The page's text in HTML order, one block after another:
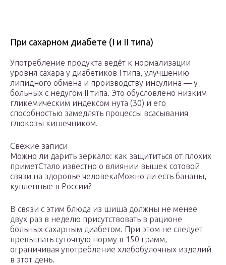
При сахарном диабете (I и II типа)
Употребление продукта ведёт к нормализации
уровня сахара у диабетиков I типа, улучшению
липидного обмена и производству инсулина — у
больных с недугом II типа. Это обусловлено низким
гликемическим индексом нута (30) и его
способностью замедлять процессы всасывания
глюкозы кишечником.
Свежие записи
Можно ли дарить зеркало: как защититься от плохих
приметСтало известно о влиянии вышек сотовой
связи на здоровье человекаМожно ли есть бананы,
купленные в России?
В связи с этим блюда из шиша должны не менее
двух раз в неделю присутствовать в рационе
больных сахарным диабетом. При этом не следует
превышать суточную норму в 150 грамм,
ограничивая употребление хлебобулочных изделий
в этот день.